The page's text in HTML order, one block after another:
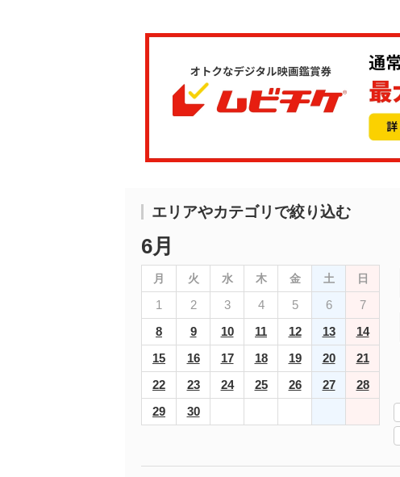
エリアやカテゴリで絞り込む
6月
月 火 水 木 金 土 日
1 2 3 4 5 6
7
8
9 10 11 12 13
14
15
16 17 18 19 20
21
22
23 24 25 26 27
28
29
30